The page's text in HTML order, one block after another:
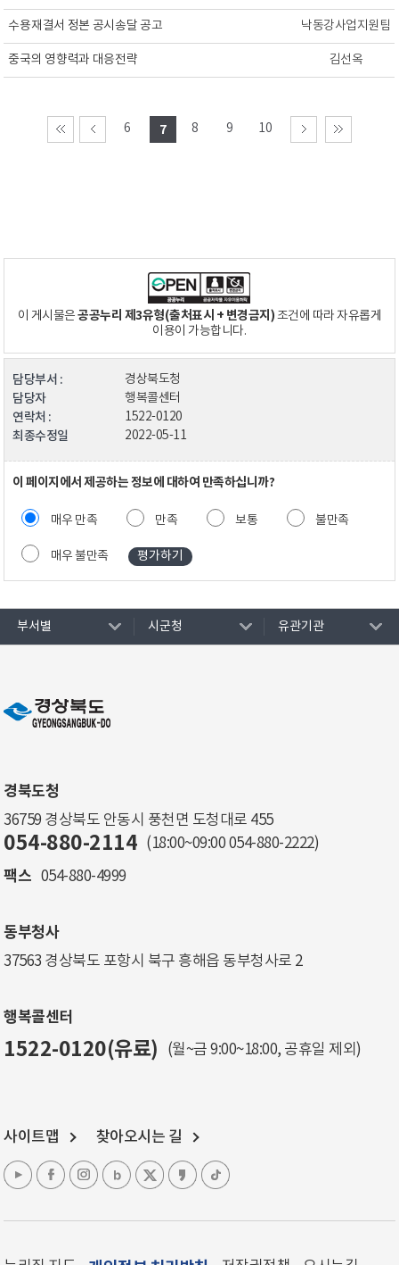
수용재결서 정본 공시송달 공고 낙동강사업지원팀
중국의 영향력과 대응전략 김선옥
6 7 8 9 10
이 게시물은공공누리 제3유형(출처표시 + 변경금지)조건에 따라 자유롭게
이용이 가능합니다.
담당부서 : 경상북도청
담당자 행복콜센터
연락처 : 1522-0120
최종수정일 2022-05-11
이 페이지에서 제공하는 정보에 대하여 만족하십니까?
매우 만족 만족 보통 불만족
매우 불만족
부서별 시군청 유관기관
경북도청
36759 경상북도 안동시 풍천면 도청대로 455
054-880-2114 (18:00~09:00 054-880-2222)
팩스 054-880-4999
동부청사
37563 경상북도 포항시 북구 흥해읍 동부청사로 2
행복콜센터
1522-0120(유료) (월~금 9:00~18:00, 공휴일 제외)
사이트맵 찾아오시는 길